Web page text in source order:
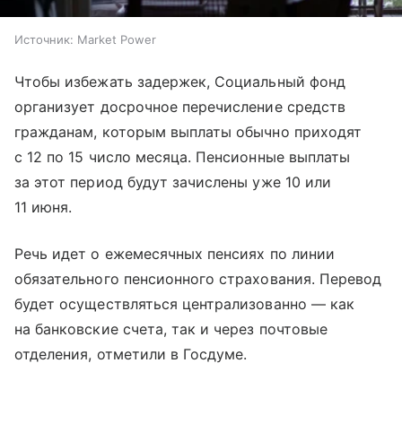
Источник: Market Power
Чтобы избежать задержек, Социальный фонд
организует досрочное перечисление средств
гражданам, которым выплаты обычно приходят
с 12 по 15 число месяца. Пенсионные выплаты
за этот период будут зачислены уже 10 или
11 июня.
Речь идет о ежемесячных пенсиях по линии
обязательного пенсионного страхования. Перевод
будет осуществляться централизованно — как
на банковские счета, так и через почтовые
отделения, отметили в Госдуме.